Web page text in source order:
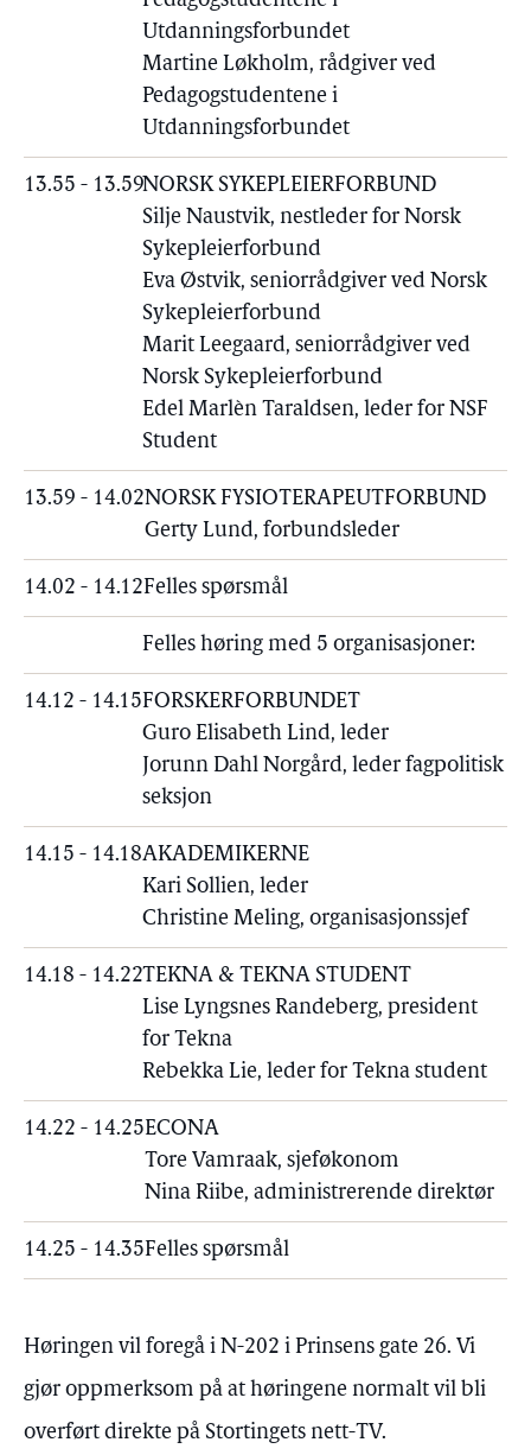
Utdanningsforbundet
Martine Løkholm, rådgiver ved
Pedagogstudentene i
Utdanningsforbundet
13.55 - 13.59NORSK SYKEPLEIERFORBUND
Silje Naustvik, nestleder for Norsk
Sykepleierforbund
Eva Østvik, seniorrådgiver ved Norsk
Sykepleierforbund
Marit Leegaard, seniorrådgiver ved
Norsk Sykepleierforbund
Edel Marlèn Taraldsen, leder for NSF
Student
13.59 - 14.02NORSK FYSIOTERAPEUTFORBUND
Gerty Lund, forbundsleder
14.02 - 14.12Felles spørsmål
Felles høring med 5 organisasjoner:
14.12 - 14.15FORSKERFORBUNDET
Guro Elisabeth Lind, leder
Jorunn Dahl Norgård, leder fagpolitisk
seksjon
14.15 - 14.18AKADEMIKERNE
Kari Sollien, leder
Christine Meling, organisasjonssjef
14.18 - 14.22TEKNA & TEKNA STUDENT
Lise Lyngsnes Randeberg, president
for Tekna
Rebekka Lie, leder for Tekna student
14.22 - 14.25ECONA
Tore Vamraak, sjeføkonom
Nina Riibe, administrerende direktør
14.25 - 14.35Felles spørsmål
Høringen vil foregå i N-202 i Prinsens gate 26. Vi
gjør oppmerksom på at høringene normalt vil bli
overført direkte på Stortingets nett-TV.